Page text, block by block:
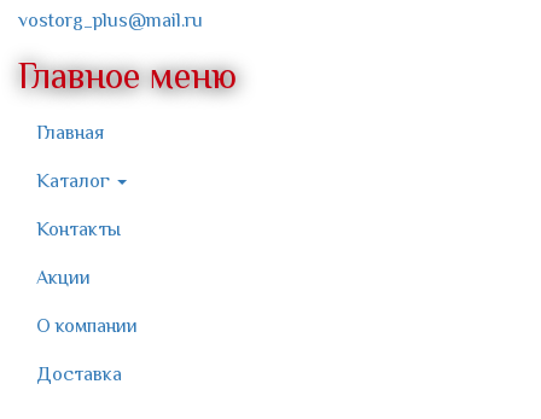
vostorg_plus@mail.ru
Главное меню
Главная
Каталог
Контакты
Акции
О компании
Доставка